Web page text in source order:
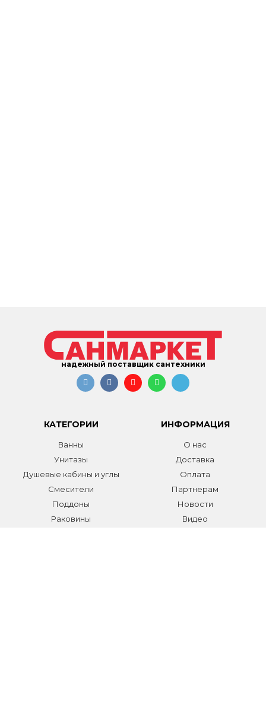
надежный поставщик сантехники
КАТЕГОРИИ
Ванны
Унитазы
Душевые кабины и углы
Смесители
Поддоны
Раковины
ИНФОРМАЦИЯ
О нас
Доставка
Оплата
Партнерам
Новости
Видео